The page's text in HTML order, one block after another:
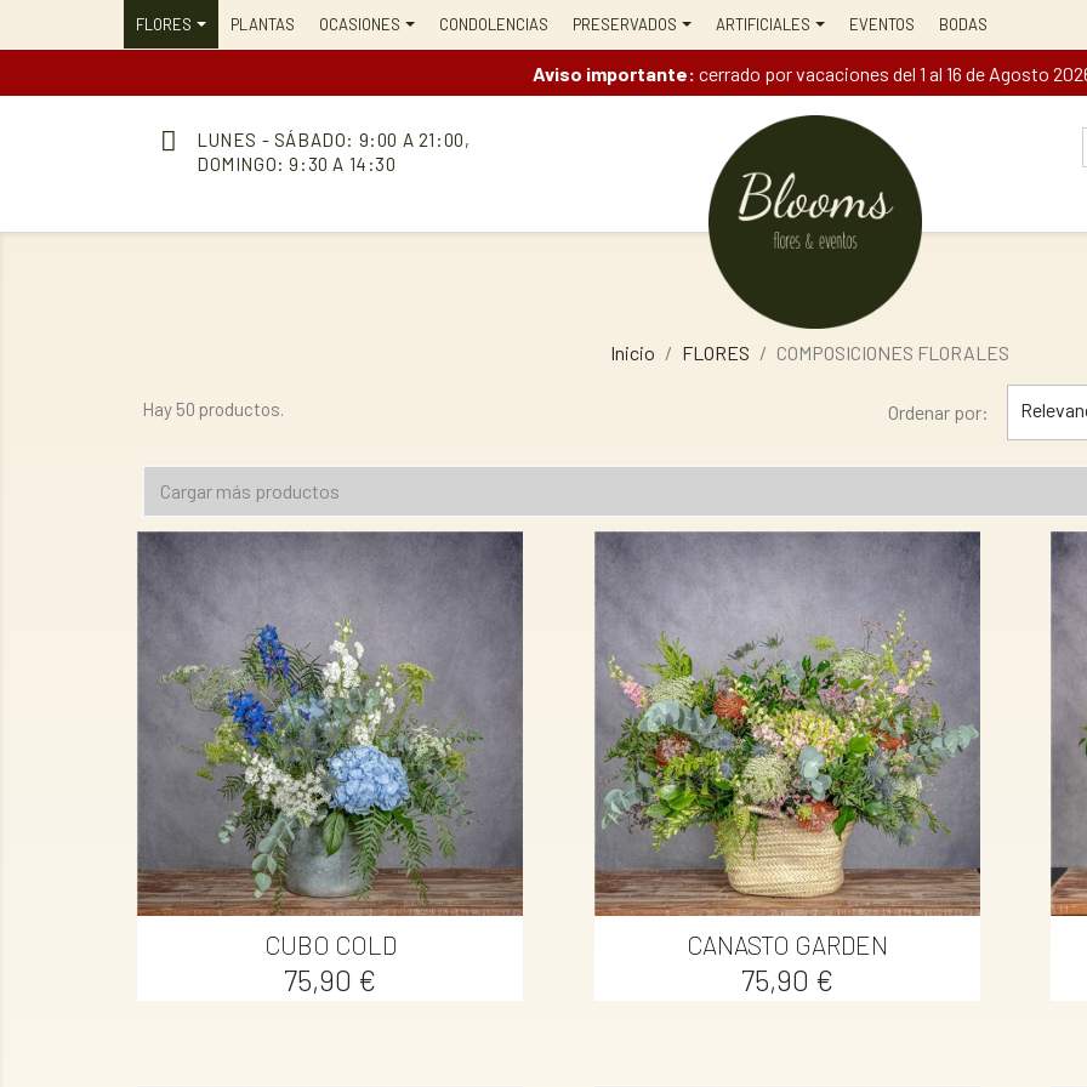
FLORES PLANTAS OCASIONES CONDOLENCIAS PRESERVADOS ARTIFICIALES EVENTOS BODAS
Aviso importante: cerrado por vacaciones del 1 al 16 de Agosto
LUNES - SÁBADO: 9:00 A 21:00,
DOMINGO: 9:30 A 14:30
Inicio FLORES COMPOSICIONES FLORALES
Hay 50 productos. Ordenar por:
Cargar más productos
CUBO COLD
Precio
75,90 €
Vista rápida CANASTO GARDEN
Precio
75,90 €
Vista rápida